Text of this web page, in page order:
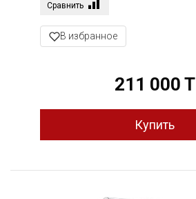
Сравнить
В избранное
211 000 T